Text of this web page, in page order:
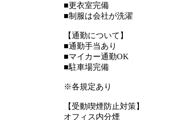
■更衣室完備
■制服は会社が洗濯
【通勤について】
■通勤手当あり
■マイカー通勤OK
■駐車場完備
※各規定あり
【受動喫煙防止対策】
オフィス内分煙